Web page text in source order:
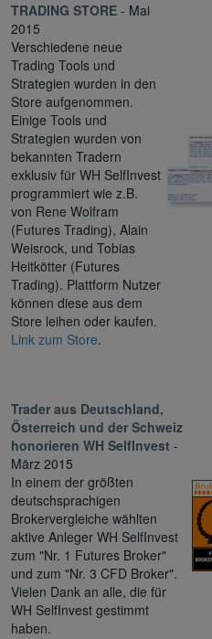
TRADING STORE - Mai
2015
Verschiedene neue
Trading Tools und
Strategien wurden in den
Store aufgenommen.
Einige Tools und
Strategien wurden von
bekannten Tradern
exklusiv für WH SelfInvest
programmiert wie z.B.
von Rene Wolfram
(Futures Trading), Alain
Weisrock, und Tobias
Heitkötter (Futures
Trading). Plattform Nutzer
können diese aus dem
Store leihen oder kaufen.
Link zum Store.
Trader aus Deutschland,
Österreich und der Schweiz
honorieren WH SelfInvest -
März 2015
In einem der größten
deutschsprachigen
Brokervergleiche wählten
aktive Anleger WH SelfInvest
zum "Nr. 1 Futures Broker"
und zum "Nr. 3 CFD Broker".
Vielen Dank an alle, die für
WH SelfInvest gestimmt
haben.